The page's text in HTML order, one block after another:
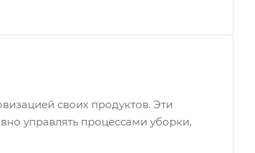
своих продуктов. Эти
управлять процессами уборки,